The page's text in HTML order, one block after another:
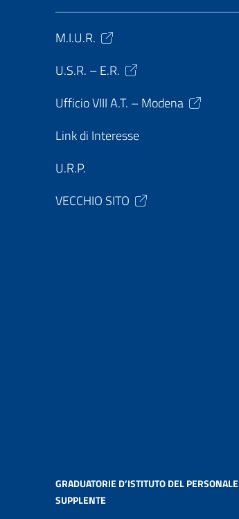
M.I.U.R.
U.S.R. – E.R.
Ufficio VIII A.T. – Modena
Link di Interesse
U.R.P.
VECCHIO SITO
GRADUATORIE D’ISTITUTO DEL PERSONALE
SUPPLENTE